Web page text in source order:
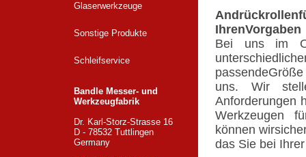
Glaserwerkzeuge
Sonstige Produkte
Schleifservice
Bandle Messer- und
Werkzeugfabrik
Dr. Karl-Storz-Strasse 16
D - 78532 Tuttlingen
Germany
IhrenVorgaben
Bei uns im
uns. Wir
Anforderungen
Werkzeugen
können
das Sie bei